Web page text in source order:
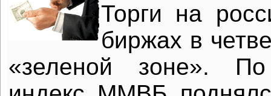
Торги на
биржах в
«зеленой зоне».